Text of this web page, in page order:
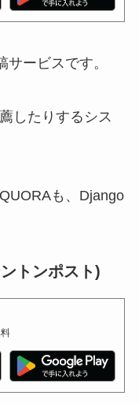
ービスです。
したりするシス
も、Django
トンポスト)